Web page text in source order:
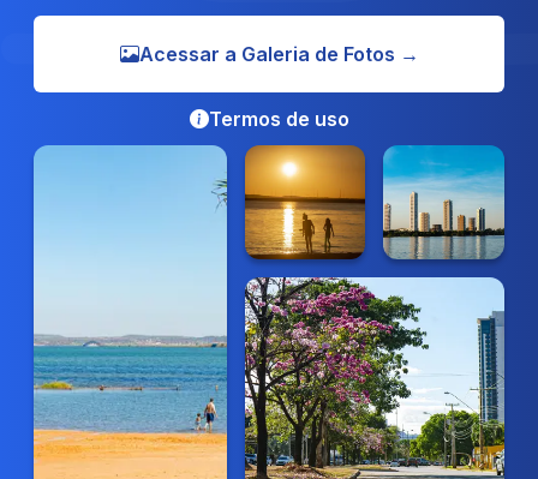
Termos de uso
Acessar a Galeria de Fotos →